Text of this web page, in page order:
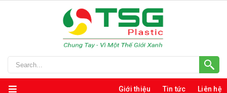
Giới thiệu Tin tức Liên hệ